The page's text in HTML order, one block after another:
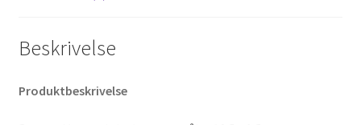
Beskrivelse
Produktbeskrivelse